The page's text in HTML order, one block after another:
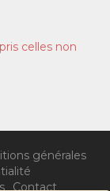
celles non
générales
Contact